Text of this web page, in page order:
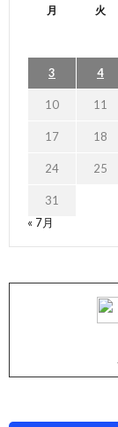
月 火
3 4
10 11
17 18
24 25
31
« 7月